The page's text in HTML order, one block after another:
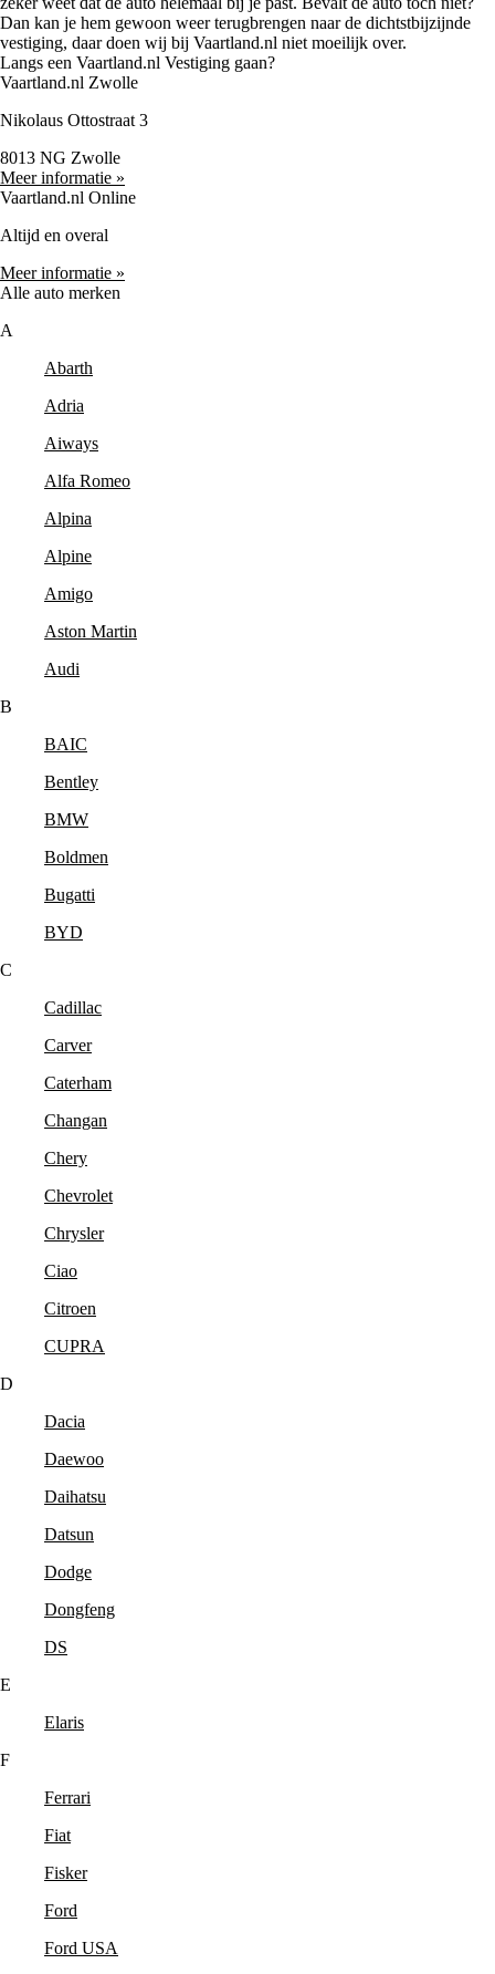
Dan kan je hem gewoon weer terugbrengen naar de dichtstbijzijnde
vestiging, daar doen wij bij Vaartland.nl niet moeilijk over.
Langs een Vaartland.nl Vestiging gaan?
Vaartland.nl Zwolle
Nikolaus Ottostraat 3
8013 NG Zwolle
Meer informatie »
Vaartland.nl Online
Altijd en overal
Meer informatie »
Alle auto merken
A
Abarth
Adria
Aiways
Alfa Romeo
Alpina
Alpine
Amigo
Aston Martin
Audi
B
BAIC
Bentley
BMW
Boldmen
Bugatti
BYD
C
Cadillac
Carver
Caterham
Changan
Chery
Chevrolet
Chrysler
Ciao
Citroen
CUPRA
D
Dacia
Daewoo
Daihatsu
Datsun
Dodge
Dongfeng
DS
E
Elaris
F
Ferrari
Fiat
Fisker
Ford
Ford USA